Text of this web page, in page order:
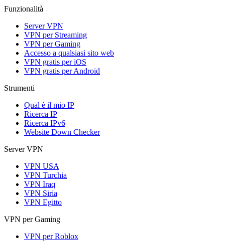
Funzionalità
Server VPN
VPN per Streaming
VPN per Gaming
Accesso a qualsiasi sito web
VPN gratis per iOS
VPN gratis per Android
Strumenti
Qual è il mio IP
Ricerca IP
Ricerca IPv6
Website Down Checker
Server VPN
VPN USA
VPN Turchia
VPN Iraq
VPN Siria
VPN Egitto
VPN per Gaming
VPN per Roblox